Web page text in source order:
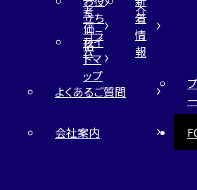
考
価
格
介
立ち
コラ
ム
着
情
報
サイ
トマ
ップ
よくあるご質問
ー
会社案内